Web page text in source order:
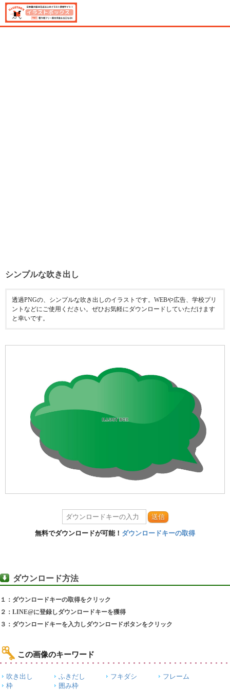
シンプルな吹き出し
透過PNGの、シンプルな吹き出しのイラストです。WEBや広告、学校プリ
ントなどにご使用ください。ぜひお気軽にダウンロードしていただけます
と幸いです。
送信
無料でダウンロードが可能！ ダウンロードキーの取得
ダウンロード方法
１：ダウンロードキーの取得をクリック
２：LINE@に登録しダウンロードキーを獲得
３：ダウンロードキーを入力しダウンロードボタンをクリック
この画像のキーワード
吹き出し ふきだし フキダシ
フレーム
枠
囲み枠